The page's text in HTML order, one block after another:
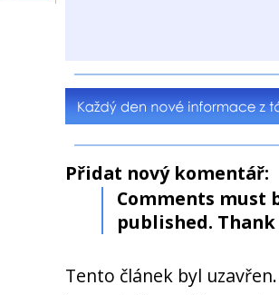
Přidat nový komentář:
Comments must
published. Thank
Tento článek byl